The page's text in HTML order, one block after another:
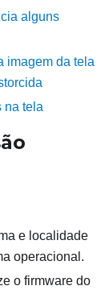
alguns
imagem da tela
na tela
e localidade
operacional.
o firmware do